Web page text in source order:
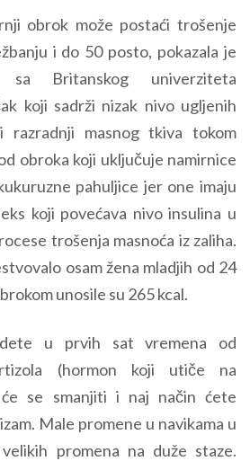
obrok može postaći trošenje
i do 50 posto, pokazala je
sa Britanskog univerziteta
koji sadrži nizak nivo ugljenih
razradnji masnog tkiva tokom
obroka koji uključuje namirnice
pahuljice jer one imaju
koji povećava nivo insulina u
trošenja masnoća iz zaliha.
osam žena mladjih od 24
unosile su 265 kcal.
u prvih sat vremena od
(hormon koji utiče na
će se smanjiti i naj način ćete
Male promene u navikama u
promena na duže staze.